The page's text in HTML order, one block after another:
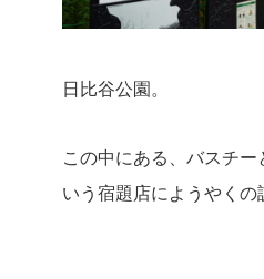
日比谷公園。
この中にある、バスチー
いう宿題店にようやくの